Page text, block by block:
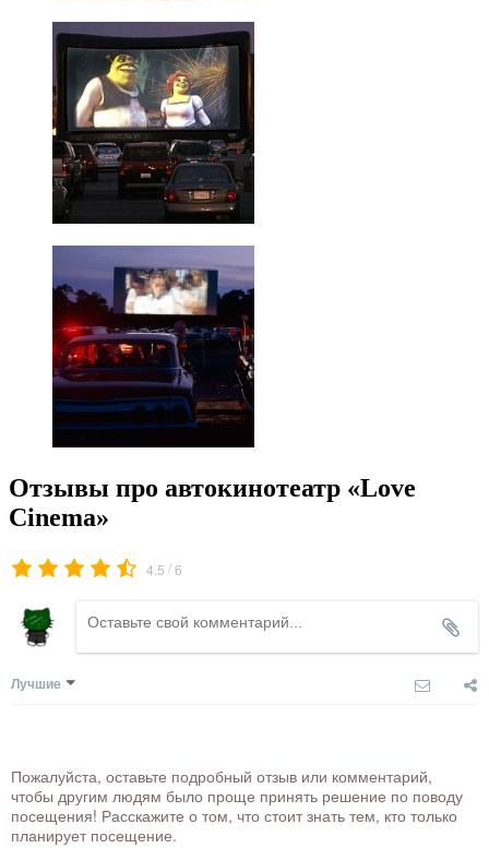
Отзывы про автокинотеатр «Love
Cinema»
4.5 /6
Лучшие
Пожалуйста, оставьте подробный отзыв или комментарий,
чтобы другим людям было проще принять решение по поводу
посещения! Расскажите о том, что стоит знать тем, кто только
планирует посещение.